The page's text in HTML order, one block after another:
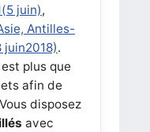
juin),
Antilles-
.
plus que
afin de
disposez
avec